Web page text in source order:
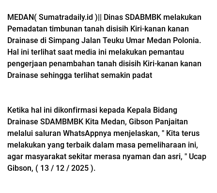
MEDAN( Sumatradaily.id )|| Dinas SDABMBK melakukan
Pemadatan timbunan tanah disisih Kiri-kanan kanan
Drainase di Simpang Jalan Teuku Umar Medan Polonia.
Hal ini terlihat saat media ini melakukan pemantau
pengerjaan penambahan tanah disisih Kiri-kanan kanan
Drainase sehingga terlihat semakin padat
Ketika hal ini dikonfirmasi kepada Kepala Bidang
Drainase SDAMBMBK Kita Medan, Gibson Panjaitan
melalui saluran WhatsAppnya menjelaskan, " Kita terus
melakukan yang terbaik dalam masa pemeliharaan ini,
agar masyarakat sekitar merasa nyaman dan asri, " Ucap
Gibson, ( 13 / 12 / 2025 ).